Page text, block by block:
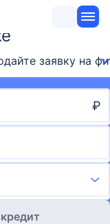
заявку на
₽